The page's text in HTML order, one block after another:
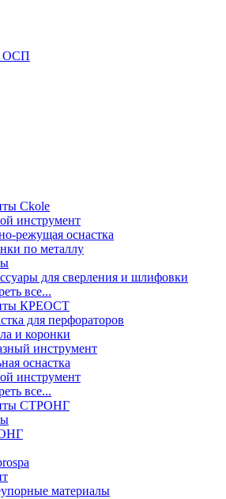
ОСП
Ckole
инструмент
оснастка
по металлу
для сверления и шлифовки
все...
КРЕОСТ
для перфораторов
и коронки
инструмент
оснастка
инструмент
все...
СТРОНГ
материалы